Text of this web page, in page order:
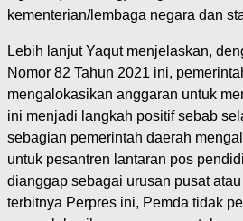
kementerian/lembaga negara dan
Lebih lanjut Yaqut menjelaskan,
Nomor 82 Tahun 2021 ini,
mengalokasikan anggaran untuk
ini menjadi langkah positif sebab
sebagian pemerintah daerah
untuk pesantren lantaran pos
dianggap sebagai urusan pusat
terbitnya Perpres ini, Pemda tidak